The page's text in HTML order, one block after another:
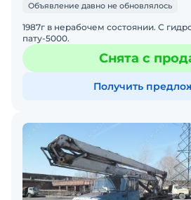
Объявление давно не обновлялось
1987г в нерабочем состоянии. С
пату-5000.
Снята с
Получить